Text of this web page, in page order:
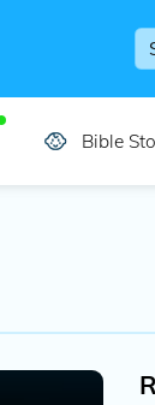
Bible